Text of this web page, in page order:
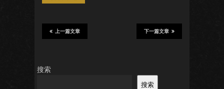
下一篇文章
上一篇文章
搜索
搜索